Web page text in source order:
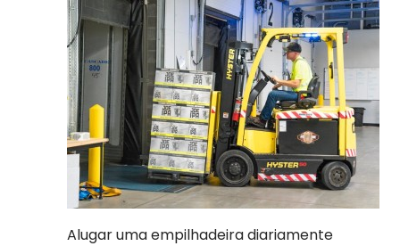
Alugar uma empilhadeira diariamente